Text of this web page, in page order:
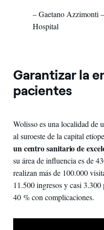
– Gaetano Azzimonti
Hospital
Garantizar la
pacientes
Wolisso es una localidad de
al suroeste de la capital
un centro sanitario de
su área de influencia es de
realizan más de 100.000
11.500 ingresos y casi 3.300
40 % con complicaciones.